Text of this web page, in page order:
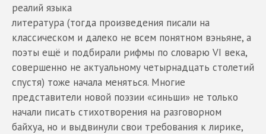
реалий языка
литература (тогда произведения писали на
классическом и далеко не всем понятном вэньяне, а
поэты ещё и подбирали рифмы по словарю VI века,
совершенно не актуальному четырнадцать столетий
спустя) тоже начала меняться. Многие
представители новой поэзии «синьши» не только
начали писать стихотворения на разговорном
байхуа, но и выдвинули свои требования к лирике,